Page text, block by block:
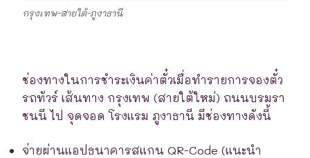
กรุงเทพ-สายใต้-ภูงาธานี
ช่องทางในการชำระเงินค่าตั๋วเมื่อทำรายการจองตั๋ว
รถทัวร์ เส้นทาง กรุงเทพ (สายใต้ใหม่) ถนนบรมรา
ชนนี ไป จุดจอด โรงแรม ภูงาธานี มีช่องทางดังนี้
จ่ายผ่านแอปธนาคารสแกน QR-Code (แนะนำ